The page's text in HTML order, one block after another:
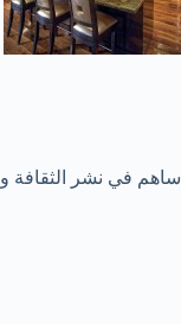
ساهم في نشر الثقافة